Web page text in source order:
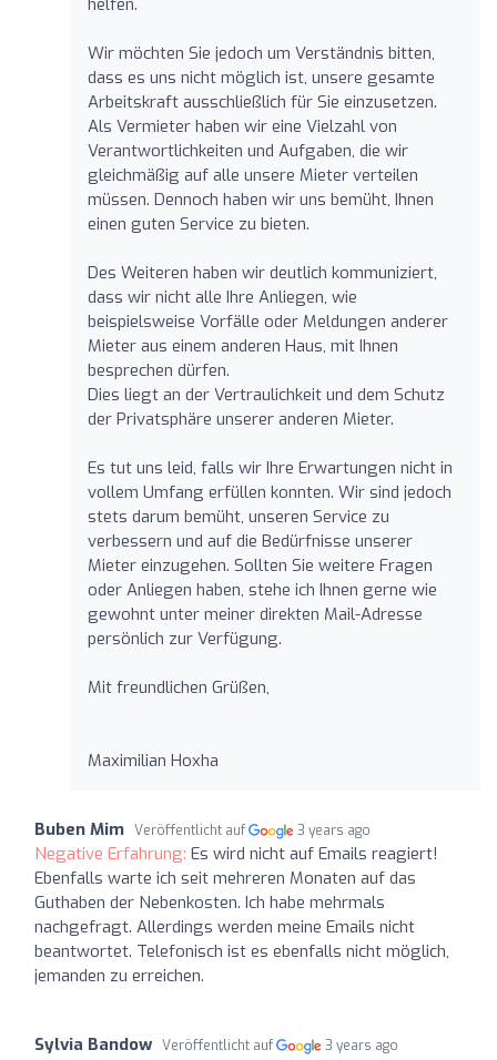
Wir möchten Sie jedoch um Verständnis bitten,
dass es uns nicht möglich ist, unsere gesamte
Arbeitskraft ausschließlich für Sie einzusetzen.
Als Vermieter haben wir eine Vielzahl von
Verantwortlichkeiten und Aufgaben, die wir
gleichmäßig auf alle unsere Mieter verteilen
müssen. Dennoch haben wir uns bemüht, Ihnen
einen guten Service zu bieten.
Des Weiteren haben wir deutlich kommuniziert,
dass wir nicht alle Ihre Anliegen, wie
beispielsweise Vorfälle oder Meldungen anderer
Mieter aus einem anderen Haus, mit Ihnen
besprechen dürfen.
Dies liegt an der Vertraulichkeit und dem Schutz
der Privatsphäre unserer anderen Mieter.
Es tut uns leid, falls wir Ihre Erwartungen nicht in
vollem Umfang erfüllen konnten. Wir sind jedoch
stets darum bemüht, unseren Service zu
verbessern und auf die Bedürfnisse unserer
Mieter einzugehen. Sollten Sie weitere Fragen
oder Anliegen haben, stehe ich Ihnen gerne wie
gewohnt unter meiner direkten Mail-Adresse
persönlich zur Verfügung.
Mit freundlichen Grüßen,
Maximilian Hoxha
Buben Mim Veröffentlicht auf 3 years ago
Negative Erfahrung: Es wird nicht auf Emails reagiert!
Ebenfalls warte ich seit mehreren Monaten auf das
Guthaben der Nebenkosten. Ich habe mehrmals
nachgefragt. Allerdings werden meine Emails nicht
beantwortet. Telefonisch ist es ebenfalls nicht möglich,
jemanden zu erreichen.
Sylvia Bandow Veröffentlicht auf 3 years ago